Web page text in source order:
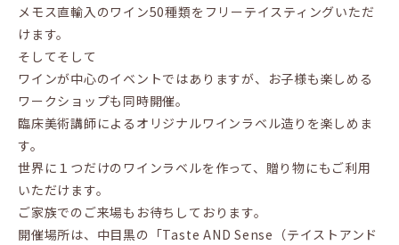
メモス直輸入のワイン50種類をフリーテイスティングいただ
けます。
そしてそして
ワインが中心のイベントではありますが、お子様も楽しめる
ワークショップも同時開催。
臨床美術講師によるオリジナルワインラベル造りを楽しめま
す。
世界に１つだけのワインラベルを作って、贈り物にもご利用
いただけます。
ご家族でのご来場もお待ちしております。
開催場所は、中目黒の「Taste AND Sense（テイストアンド